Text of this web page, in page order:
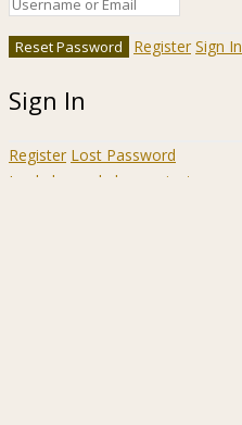
Register Sign In
Sign In
Register Lost Password
Ir a la barra de herramientas